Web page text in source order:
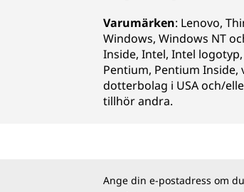
Varumärken: Lenovo,
Windows, Windows NT
Inside, Intel, Intel
Pentium, Pentium Inside,
dotterbolag i USA och/
tillhör andra.
Ange din e-postadress om